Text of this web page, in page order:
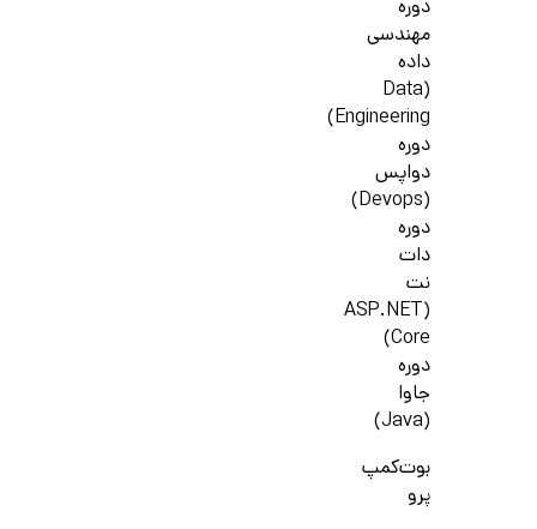
دوره
مهندسی
داده
(Data
Engineering)
دوره
دواپس
(Devops)
دوره
دات
نت
(ASP.NET
Core)
دوره
جاوا
(Java)
بوت‌کمپ
پرو